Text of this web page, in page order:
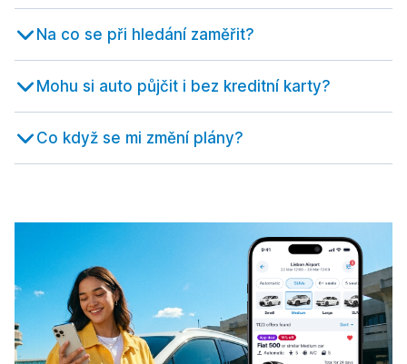
Letiště Solún
od 781,32 Kč denně
Zakynthos
668 akcí v 7 lokacích
Letiště Zakynthos
od 286,54 Kč denně
Na co se při hledání zaměřit?
Mohu si auto půjčit i bez kreditní karty?
Co když se mi změní plány?